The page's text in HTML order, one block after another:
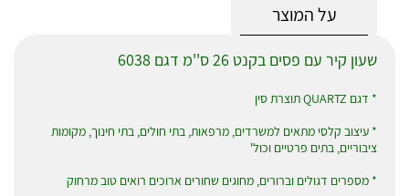
על המוצר
שעון קיר עם פסים בקנט 26 ס''מ דגם 6038
* דגם QUARTZ תוצרת סין
* עיצוב קלסי מתאים למשרדים, מרפאות, בתי חולים, בתי חינוך, מקומות
ציבוריים, בתים פרטיים וכול'
* מספרים דגולים וברורים, מחוגים שחורים ארוכים רואים טוב מרחוק